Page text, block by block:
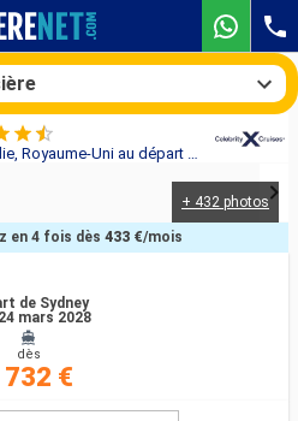
Croisière Celebrity Edge : Australie, Royaume-Uni au départ de Sydney
+ 432 photos
de Sydney
mars 2028
dès
732 €
en 4 fois dès 433 €/mois
Compagnies